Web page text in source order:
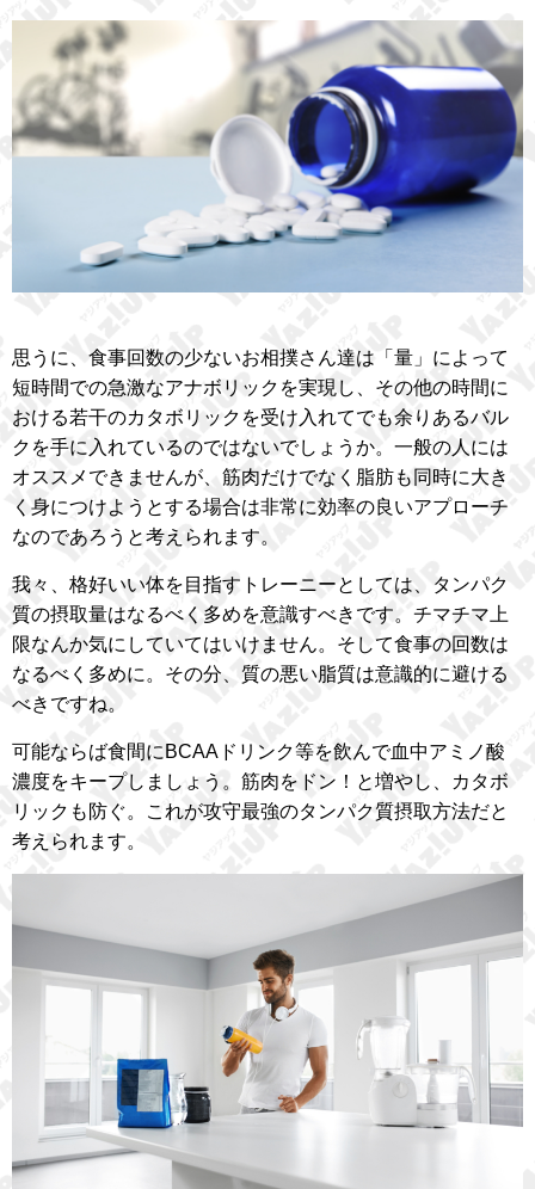
思うに、食事回数の少ないお相撲さん達は「量」によって
短時間での急激なアナボリックを実現し、その他の時間に
おける若干のカタボリックを受け入れてでも余りあるバル
クを手に入れているのではないでしょうか。一般の人には
オススメできませんが、筋肉だけでなく脂肪も同時に大き
く身につけようとする場合は非常に効率の良いアプローチ
なのであろうと考えられます。
我々、格好いい体を目指すトレーニーとしては、タンパク
質の摂取量はなるべく多めを意識すべきです。チマチマ上
限なんか気にしていてはいけません。そして食事の回数は
なるべく多めに。その分、質の悪い脂質は意識的に避ける
べきですね。
可能ならば食間にBCAAドリンク等を飲んで血中アミノ酸
濃度をキープしましょう。筋肉をドン！と増やし、カタボ
リックも防ぐ。これが攻守最強のタンパク質摂取方法だと
考えられます。